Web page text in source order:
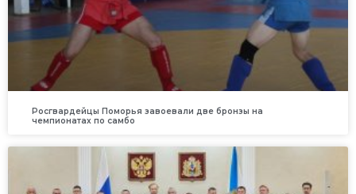
Росгвардейцы Поморья завоевали две бронзы на
чемпионатах по самбо